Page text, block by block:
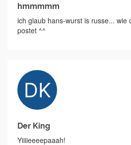
hmmmmm
ich glaub hans-wurst is russe... wie
postet ^^
Der King
Yiiiieeeepaaah!